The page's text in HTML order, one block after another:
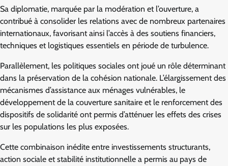
Sa diplomatie, marquée par la modération et l’ouverture, a
contribué à consolider les relations avec de nombreux partenaires
internationaux, favorisant ainsi l’accès à des soutiens financiers,
techniques et logistiques essentiels en période de turbulence.
Parallèlement, les politiques sociales ont joué un rôle déterminant
dans la préservation de la cohésion nationale. L’élargissement des
mécanismes d’assistance aux ménages vulnérables, le
développement de la couverture sanitaire et le renforcement des
dispositifs de solidarité ont permis d’atténuer les effets des crises
sur les populations les plus exposées.
Cette combinaison inédite entre investissements structurants,
action sociale et stabilité institutionnelle a permis au pays de